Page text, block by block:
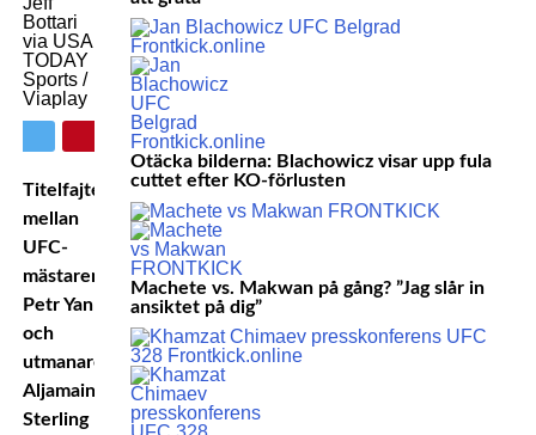
Bottari
via USA
TODAY
Sports /
Viaplay
Titelfajten
mellan
UFC-
mästaren
Petr Yan
och
utmanaren
Aljamain
Sterling
Otäcka bilderna: Blachowicz visar upp fula
cuttet efter KO-förlusten
Machete vs. Makwan på gång? ”Jag slår in
ansiktet på dig”